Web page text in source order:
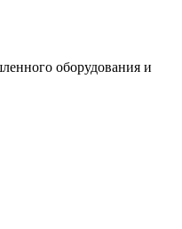
оборудования и